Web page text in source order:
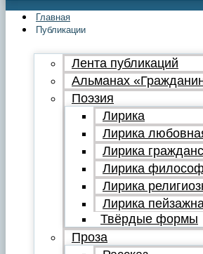
Главная
Публикации
Лента публикаций
Альманах
Поэзия
Лирика
Лирика
Лирика
Лирика
Лирика
Лирика
Твёрдые формы
Проза